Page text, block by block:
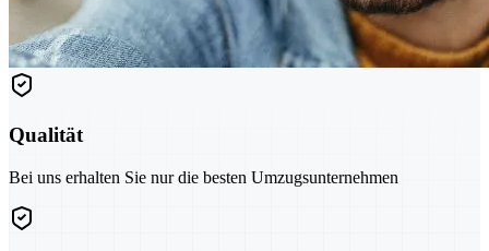
Qualität
Bei uns erhalten Sie nur die besten Umzugsunternehmen